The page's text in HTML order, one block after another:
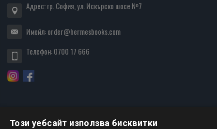
Адрес: гр. София, ул. Искърско шосе №7
Имейл:order@hermesbooks.com
Телефон:0700 17 666
Този уебсайт използва бисквитки